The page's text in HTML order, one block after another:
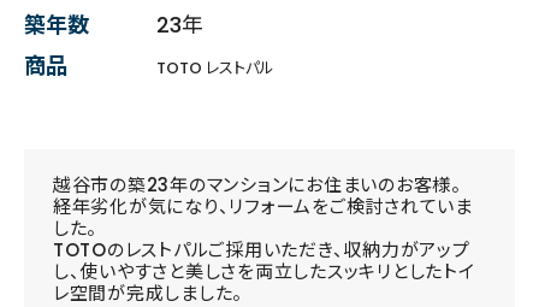
築年数
23年
商品
TOTO レストパル
越谷市の築23年のマンションにお住まいのお客様。
経年劣化が気になり、リフォームをご検討されていま
した。
TOTOのレストパルご採用いただき、収納力がアップ
し、使いやすさと美しさを両立したスッキリとしたトイ
レ空間が完成しました。